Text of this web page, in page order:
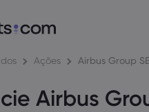
Ações Airbus Group SE
Airbus